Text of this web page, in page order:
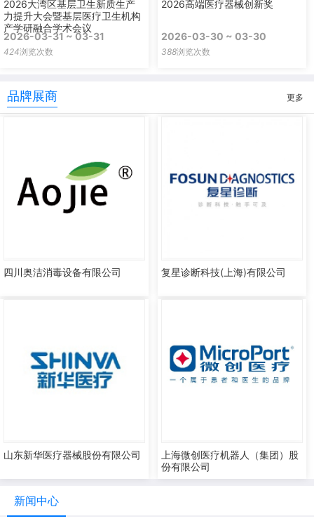
2026大湾区基层卫生新质生产
力提升大会暨基层医疗卫生机构
产学研融合学术会议
2026-03-31 ~ 03-31
424浏览次数
2026高端医疗器械创新奖
2026-03-30 ~ 03-30
388浏览次数
品牌展商 更多
四川奥洁消毒设备有限公司 复星诊断科技(上海)有限公司
山东新华医疗器械股份有限公司
上海微创医疗机器人（集团）股
份有限公司
新闻中心